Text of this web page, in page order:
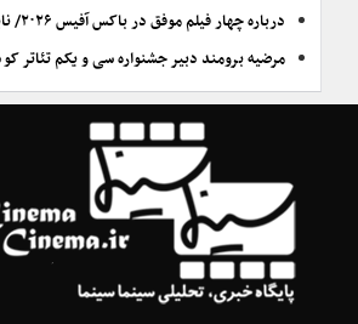
درباره چهار فیلم موفق در باکس آفیس ۲۰۲۶/ نابودگران کلیشه
مرضیه برومند دبیر جشنواره سی و یکم تئاتر